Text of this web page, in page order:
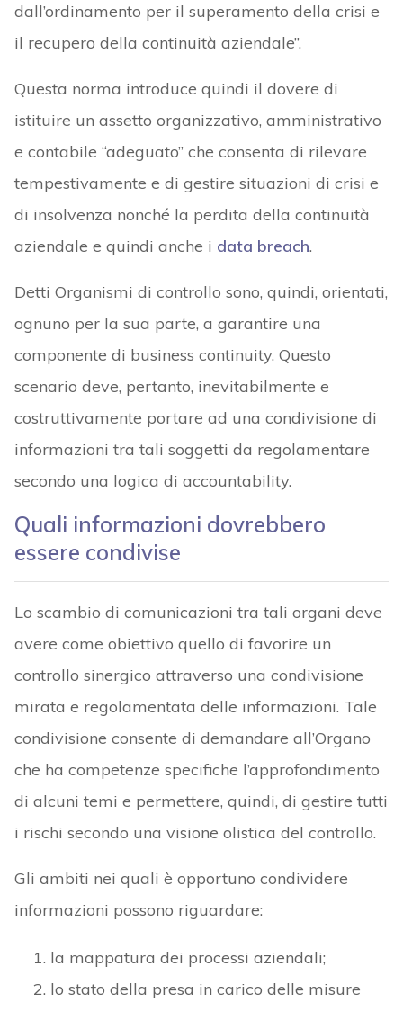
dall’ordinamento per il superamento della crisi e
il recupero della continuità aziendale”.
Questa norma introduce quindi il dovere di
istituire un assetto organizzativo, amministrativo
e contabile “adeguato” che consenta di rilevare
tempestivamente e di gestire situazioni di crisi e
di insolvenza nonché la perdita della continuità
aziendale e quindi anche i data breach.
Detti Organismi di controllo sono, quindi, orientati,
ognuno per la sua parte, a garantire una
componente di business continuity. Questo
scenario deve, pertanto, inevitabilmente e
costruttivamente portare ad una condivisione di
informazioni tra tali soggetti da regolamentare
secondo una logica di accountability.
Quali informazioni dovrebbero
essere condivise
Lo scambio di comunicazioni tra tali organi deve
avere come obiettivo quello di favorire un
controllo sinergico attraverso una condivisione
mirata e regolamentata delle informazioni. Tale
condivisione consente di demandare all’Organo
che ha competenze specifiche l’approfondimento
di alcuni temi e permettere, quindi, di gestire tutti
i rischi secondo una visione olistica del controllo.
Gli ambiti nei quali è opportuno condividere
informazioni possono riguardare:
la mappatura dei processi aziendali;
lo stato della presa in carico delle misure